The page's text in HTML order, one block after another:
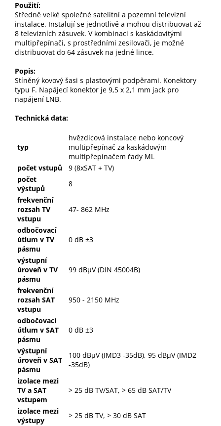
Použití:
Středně velké společné satelitní a pozemní televizní
instalace. Instalují se jednotlivě a mohou distribuovat až
8 televizních zásuvek. V kombinaci s kaskádovitými
multipřepínači, s prostředními zesilovači, je možné
distribuovat do 64 zásuvek na jedné lince.
Popis:
Stíněný kovový šasi s plastovými podpěrami. Konektory
typu F. Napájecí konektor je 9,5 x 2,1 mm jack pro
napájení LNB.
Technická data:
typ
hvězdicová instalace nebo koncový
multipřepínač za kaskádovým
multipřepínačem řady ML
počet vstupů
9 (8xSAT + TV)
počet
výstupů
8
frekvenční
rozsah TV
vstupu
47- 862 MHz
odbočovací
útlum v TV
pásmu
0 dB ±3
výstupní
úroveň v TV
pásmu
99 dBµV (DIN 45004B)
frekvenční
rozsah SAT
vstupu
950 - 2150 MHz
odbočovací
útlum v SAT
pásmu
0 dB ±3
výstupní
úroveň v SAT
pásmu
100 dBµV (IMD3 -35dB), 95 dBµV (IMD2
-35dB)
izolace mezi
TV a SAT
vstupem
> 25 dB TV/SAT, > 65 dB SAT/TV
izolace mezi
výstupy
> 25 dB TV, > 30 dB SAT